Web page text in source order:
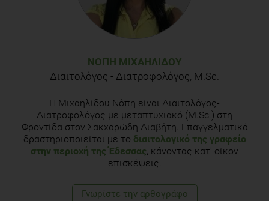
ΝΌΠΗ ΜΙΧΑΗΛΊΔΟΥ
Διαιτολόγος - Διατροφολόγος, M.Sc.
Η Μιχαηλίδου Νόπη είναι Διαιτολόγος-
Διατροφολόγος με μεταπτυχιακό (M.Sc.) στη
Φροντίδα στον Σακχαρώδη Διαβήτη. Επαγγελματικά
δραστηριοποιείται με το διαιτολογικό της γραφείο
στην περιοχή της Έδεσσας , κάνοντας κατ' οίκον
επισκέψεις.
Γνωρίστε την αρθογράφο